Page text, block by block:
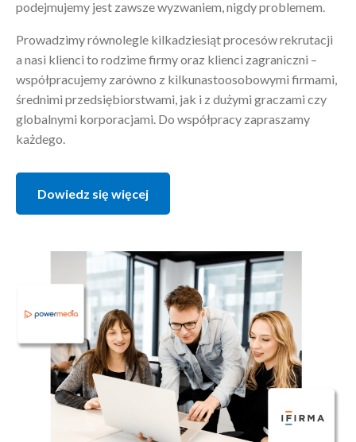
podejmujemy jest zawsze wyzwaniem, nigdy problemem.
Prowadzimy równolegle kilkadziesiąt procesów rekrutacji
a nasi klienci to rodzime firmy oraz klienci zagraniczni –
współpracujemy zarówno z kilkunastoosobowymi firmami,
średnimi przedsiębiorstwami, jak i z dużymi graczami czy
globalnymi korporacjami. Do współpracy zapraszamy
każdego.
Dowiedz się więcej